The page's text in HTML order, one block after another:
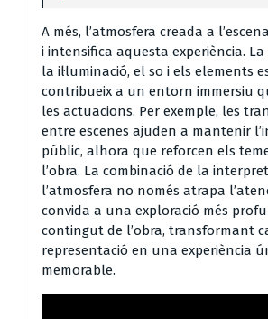
A més, l’atmosfera creada a
i intensifica aquesta experiència.
la il·luminació, el so i els elements
contribueix a un entorn immersiu
les actuacions. Per exemple, les
entre escenes ajuden a mantenir
públic, alhora que reforcen els
l’obra. La combinació de la
l’atmosfera no només atrapa
convida a una exploració més
contingut de l’obra, transformant
representació en una experiència
memorable.